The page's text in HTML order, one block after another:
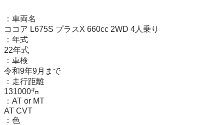
：車両名
ココア L675S プラスX 660cc 2WD 4人乗り
：年式
22年式
：車検
令和9年9月まで
：走行距離
131000㌔
：AT or MT
AT CVT
：色